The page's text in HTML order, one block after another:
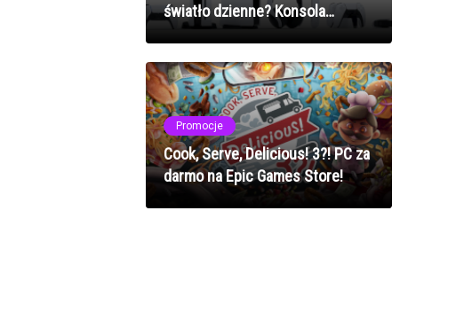
światło dzienne? Konsola
Promocje
Cook, Serve, Delicious! 3?! PC za
darmo na Epic Games Store!